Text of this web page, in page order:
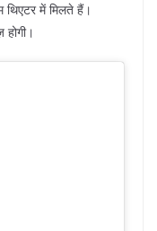
थिएटर में मिलते हैं।